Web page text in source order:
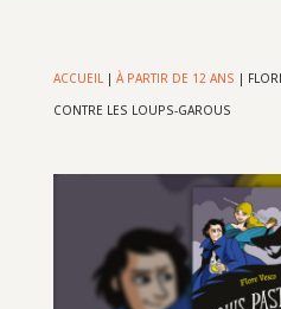
ACCUEIL| À PARTIR DE 12 ANS |
CONTRE LES LOUPS-GAROUS